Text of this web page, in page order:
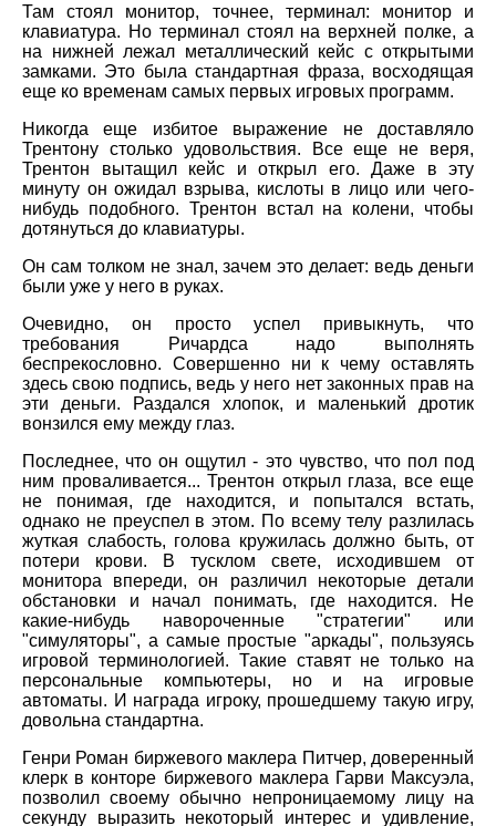
Там стоял монитор, точнее, терминал: монитор и
клавиатура. Но терминал стоял на верхней полке, а
на нижней лежал металлический кейс с открытыми
замками. Это была стандартная фраза, восходящая
еще ко временам самых первых игровых программ.
Никогда еще избитое выражение не доставляло
Трентону столько удовольствия. Все еще не веря,
Трентон вытащил кейс и открыл его. Даже в эту
минуту он ожидал взрыва, кислоты в лицо или чего-
нибудь подобного. Трентон встал на колени, чтобы
дотянуться до клавиатуры.
Он сам толком не знал, зачем это делает: ведь деньги
были уже у него в руках.
Очевидно, он просто успел привыкнуть, что
требования Ричардса надо выполнять
беспрекословно. Совершенно ни к чему оставлять
здесь свою подпись, ведь у него нет законных прав на
эти деньги. Раздался хлопок, и маленький дротик
вонзился ему между глаз.
Последнее, что он ощутил - это чувство, что пол под
ним проваливается... Трентон открыл глаза, все еще
не понимая, где находится, и попытался встать,
однако не преуспел в этом. По всему телу разлилась
жуткая слабость, голова кружилась должно быть, от
потери крови. В тусклом свете, исходившем от
монитора впереди, он различил некоторые детали
обстановки и начал понимать, где находится. Не
какие-нибудь навороченные "стратегии" или
"симуляторы", а самые простые "аркады", пользуясь
игровой терминологией. Такие ставят не только на
персональные компьютеры, но и на игровые
автоматы. И награда игроку, прошедшему такую игру,
довольна стандартна.
Генри Роман биржевого маклера Питчер, доверенный
клерк в конторе биржевого маклера Гарви Максуэла,
позволил своему обычно непроницаемому лицу на
секунду выразить некоторый интерес и удивление,